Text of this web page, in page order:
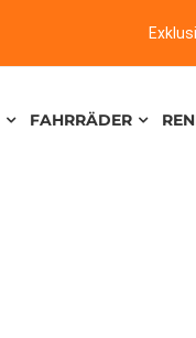
FAHRRÄDER